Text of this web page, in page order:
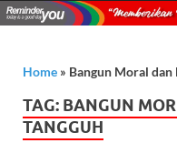
Home » Bangun Moral dan
TAG: BANGUN
TANGGUH